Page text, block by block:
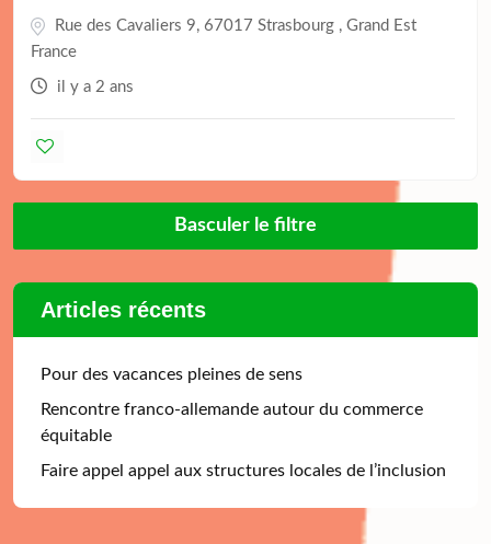
Rue des Cavaliers 9, 67017 Strasbourg , Grand Est
France
il y a 2 ans
Basculer le filtre
Articles récents
Pour des vacances pleines de sens
Rencontre franco-allemande autour du commerce
équitable
Faire appel appel aux structures locales de l’inclusion